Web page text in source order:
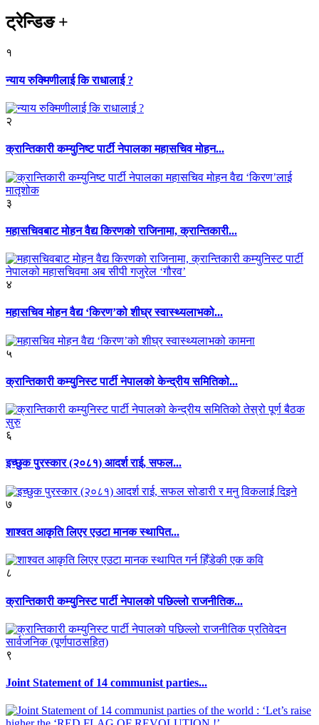
ट्रेन्डिङ+
१
न्याय रुक्मिणीलाई कि राधालाई ?
२
क्रान्तिकारी कम्युनिष्ट पार्टी नेपालका महासचिव मोहन...
३
महासचिवबाट मोहन वैद्य किरणको राजिनामा, क्रान्तिकारी...
४
महासचिव मोहन वैद्य ‘किरण’को शीघ्र स्वास्थ्यलाभको...
५
क्रान्तिकारी कम्युनिस्ट पार्टी नेपालको केन्द्रीय समितिको...
६
इच्छुक पुरस्कार (२०८१) आदर्श राई, सफल...
७
शाश्वत आकृति लिएर एउटा मानक स्थापित...
८
क्रान्तिकारी कम्युनिस्ट पार्टी नेपालको पछिल्लो राजनीतिक...
९
Joint Statement of 14 communist parties...